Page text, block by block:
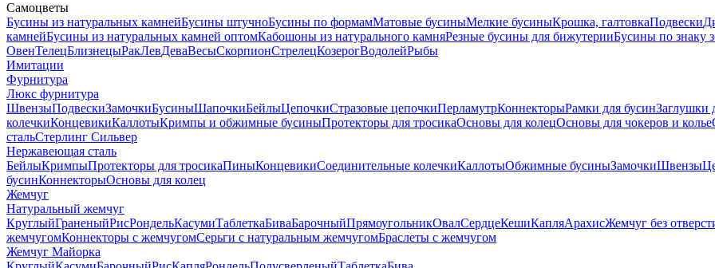
Самоцветы
Бусины из натуральных камнейБусины штучноБусины по формамМатовые бусиныМелкие бусиныКрошка, галтовкаПодвески
камнейБусины из натуральных камней оптомКабошоны из натурального камняРезные бусины для бижутерииБусины по знаку
ОвенТелецБлизнецыРакЛевДеваВесыСкорпионСтрелецКозерогВодолейРыбы
Имитации
Фурнитура
Люкс фурнитура
ШвензыПодвескиЗамочкиБусиныШапочкиБейлыЦепочкиСтразовые цепочкиПерламутрКоннекторыРамки для бусинЗаглушки
колечкиКонцевикиКаллотыКримпы и обжимные бусиныПротекторы для тросикаОсновы для колецОсновы для чокеров и колье
стальСтерлинг Сильвер
Нержавеющая сталь
БейлыКримпыПротекторы для тросикаПиныКонцевикиСоединительные колечкиКаллотыОбжимные бусиныЗамочкиШвензы
бусинКоннекторыОсновы для колец
Жемчуг
Натуральный жемчуг
КруглыйГраненыйРисРондельКасумиТаблеткаБиваБарочныйПрямоугольникОвалСердцеКешиКапляАрахисЖемчуг без
жемчугомКоннекторы с жемчугомСерьги с натуральным жемчугомБраслеты с жемчугом
Жемчуг Майорка